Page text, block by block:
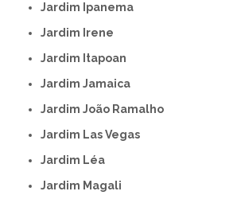
Jardim Ipanema
Jardim Irene
Jardim Itapoan
Jardim Jamaica
Jardim João Ramalho
Jardim Las Vegas
Jardim Léa
Jardim Magali